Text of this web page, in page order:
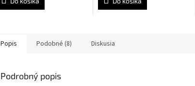
Popis Podobné (8) Diskusia
Podrobný popis